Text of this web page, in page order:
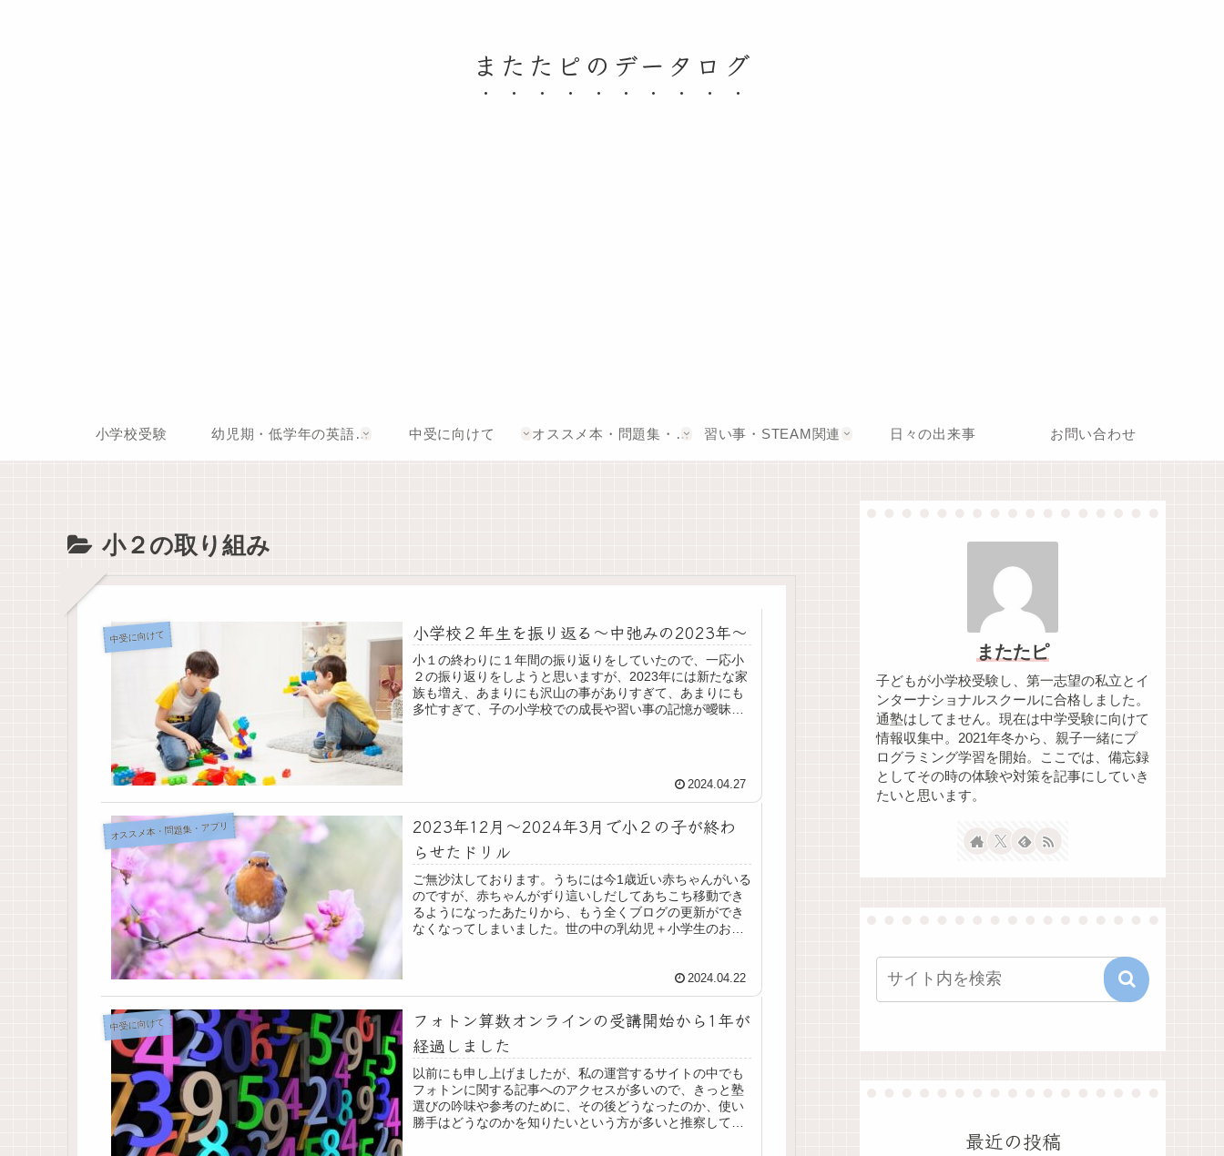
またたピのデータログ
小学校受験 幼児期・低学年の英語学習 中受に向けて オススメ本・問題集・アプリ 習い事・STEAM関連 日々の出来事 お問い合わせ
小２の取り組み
中受に向けて 小学校２年生を振り返る〜中弛みの2023年〜
小１の終わりに１年間の振り返りをしていたので、一応小
２の振り返りをしようと思いますが、2023年には新たな家
族も増え、あまりにも沢山の事がありすぎて、あまりにも
多忙すぎて、子の小学校での成長や習い事の記憶が曖昧に
2024.04.27
オススメ本・問題集・アプリ
2023年12月〜2024年3月で小２の子が終わ
らせたドリル
ご無沙汰しております。うちには今1歳近い赤ちゃんがいる
のですが、赤ちゃんがずり這いしだしてあちこち移動でき
るようになったあたりから、もう全くブログの更新ができ
なくなってしまいました。世の中の乳幼児＋小学生のお子
2024.04.22
中受に向けて
フォトン算数オンラインの受講開始から1年が
経過しました
以前にも申し上げましたが、私の運営するサイトの中でも
フォトンに関する記事へのアクセスが多いので、きっと塾
選びの吟味や参考のために、その後どうなったのか、使い
勝手はどうなのかを知りたいという方が多いと推察してお
またたピ
子どもが小学校受験し、第一志望の私立とイ
ンターナショナルスクールに合格しました。
通塾はしてません。現在は中学受験に向けて
情報収集中。2021年冬から、親子一緒にプ
ログラミング学習を開始。ここでは、備忘録
としてその時の体験や対策を記事にしていき
たいと思います。
最近の投稿